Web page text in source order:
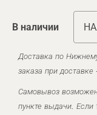
В наличии
Доставка по
заказа при доставке
Самовывоз
пункте выдачи.